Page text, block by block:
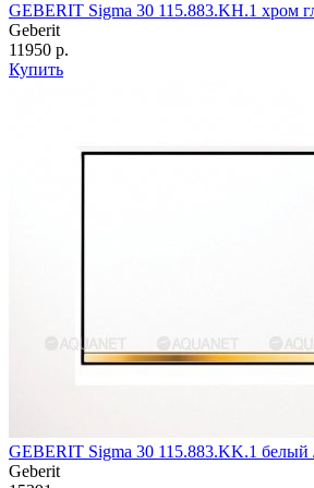
GEBERIT Sigma 30 115.883.KH.1 хром
Geberit
11950 р.
Купить
GEBERIT Sigma 30 115.883.KK.1 белый
Geberit